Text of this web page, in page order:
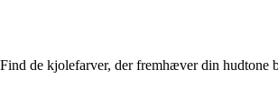
Find de kjolefarver, der fremhæver din hudtone